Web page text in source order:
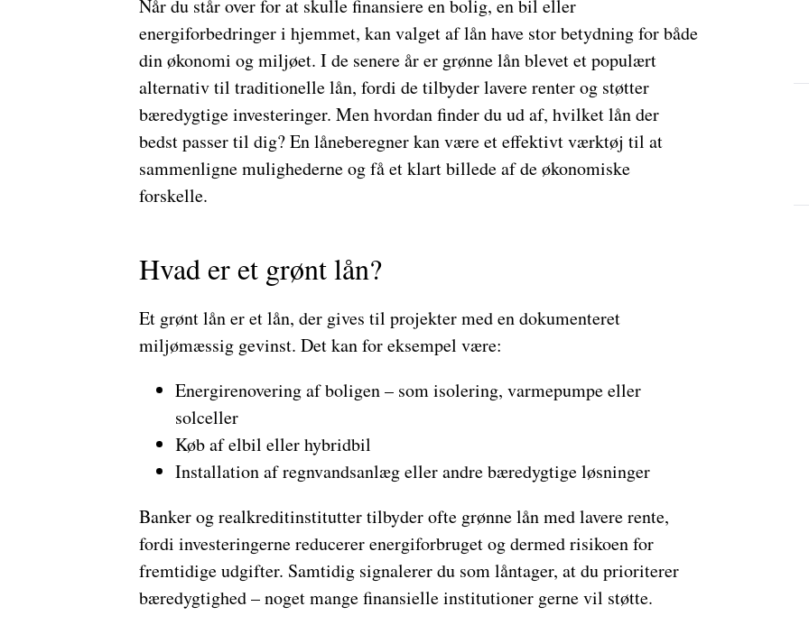
Når du står over for at skulle finansiere en bolig, en bil eller
energiforbedringer i hjemmet, kan valget af lån have stor betydning for både
din økonomi og miljøet. I de senere år er grønne lån blevet et populært
alternativ til traditionelle lån, fordi de tilbyder lavere renter og støtter
bæredygtige investeringer. Men hvordan finder du ud af, hvilket lån der
bedst passer til dig? En låneberegner kan være et effektivt værktøj til at
sammenligne mulighederne og få et klart billede af de økonomiske
forskelle.
Hvad er et grønt lån?
Et grønt lån er et lån, der gives til projekter med en dokumenteret
miljømæssig gevinst. Det kan for eksempel være:
Energirenovering af boligen – som isolering, varmepumpe eller
solceller
Køb af elbil eller hybridbil
Installation af regnvandsanlæg eller andre bæredygtige løsninger
Banker og realkreditinstitutter tilbyder ofte grønne lån med lavere rente,
fordi investeringerne reducerer energiforbruget og dermed risikoen for
fremtidige udgifter. Samtidig signalerer du som låntager, at du prioriterer
bæredygtighed – noget mange finansielle institutioner gerne vil støtte.